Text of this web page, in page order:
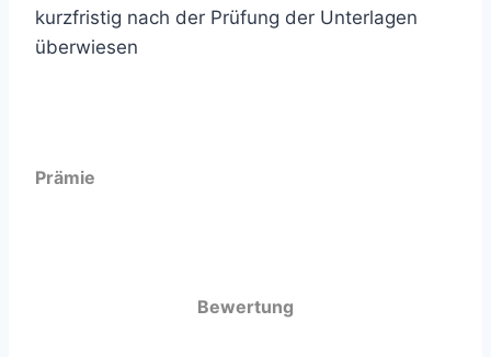
kurzfristig nach der Prüfung der Unterlagen
überwiesen
Prämie
Bewertung